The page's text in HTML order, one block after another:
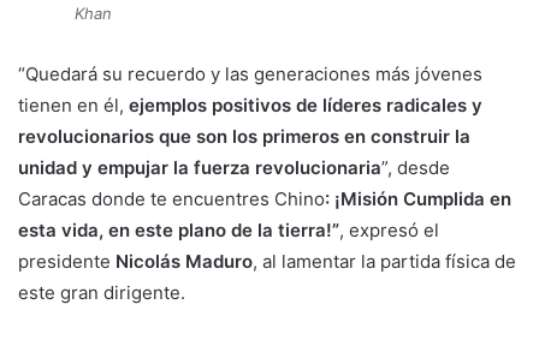
Khan
“Quedará su recuerdo y las generaciones más jóvenes
tienen en él, ejemplos positivos de líderes radicales y
revolucionarios que son los primeros en construir la
unidad y empujar la fuerza revolucionaria”, desde
Caracas donde te encuentres Chino: ¡Misión Cumplida en
esta vida, en este plano de la tierra!”, expresó el
presidente Nicolás Maduro, al lamentar la partida física de
este gran dirigente.